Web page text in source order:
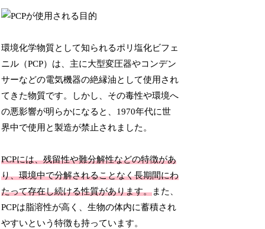
環境化学物質として知られるポリ塩化ビフェ
ニル（PCP）は、主に大型変圧器やコンデン
サーなどの電気機器の絶縁油として使用され
てきた物質です。しかし、その毒性や環境へ
の悪影響が明らかになると、1970年代に世
界中で使用と製造が禁止されました。
PCPには、残留性や難分解性などの特徴があ
り、環境中で分解されることなく長期間にわ
たって存在し続ける性質があります。また、
PCPは脂溶性が高く、生物の体内に蓄積され
やすいという特徴も持っています。